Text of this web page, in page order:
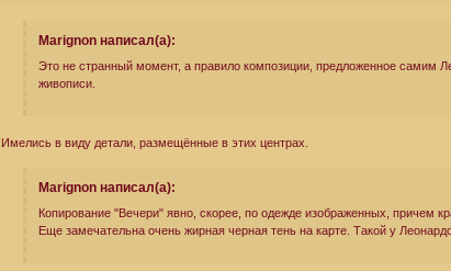
Marignon написал(а):
Это не странный момент, а правило композиции, предложенное самим
живописи.
Имелись в виду детали, размещённые в этих центрах.
Marignon написал(а):
Копирование "Вечери" явно, скорее, по одежде изображенных, причем
Еще замечательна очень жирная черная тень на карте. Такой у